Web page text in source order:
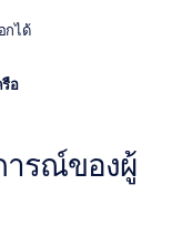
กได้
อ
ารณ์ของผู้